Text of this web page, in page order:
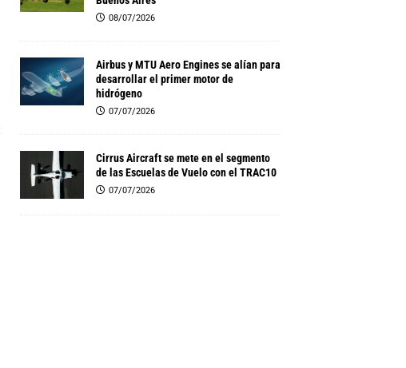
08/07/2026
Airbus y MTU Aero Engines se alían para
desarrollar el primer motor de
hidrógeno
07/07/2026
Cirrus Aircraft se mete en el segmento
de las Escuelas de Vuelo con el TRAC10
07/07/2026